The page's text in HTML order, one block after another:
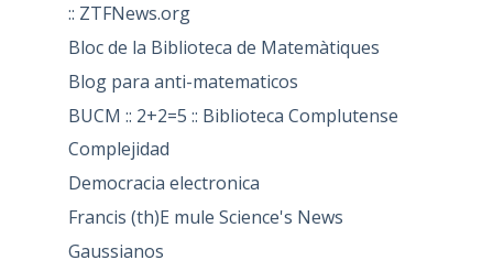
:: ZTFNews.org
Bloc de la Biblioteca de Matemàtiques
Blog para anti-matematicos
BUCM :: 2+2=5 :: Biblioteca Complutense
Complejidad
Democracia electronica
Francis (th)E mule Science's News
Gaussianos